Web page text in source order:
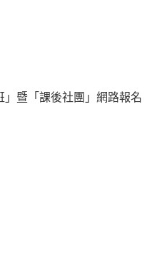
暨「課後社團」網路報名